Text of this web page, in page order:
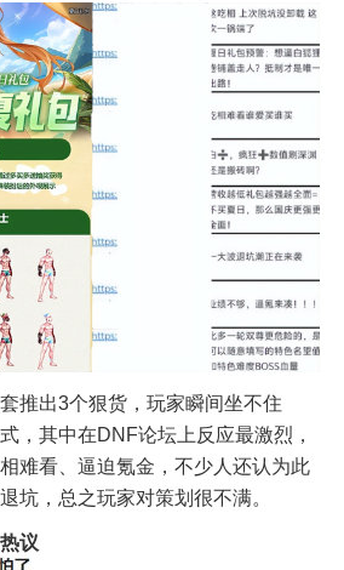
推出3个狠货，玩家瞬间坐不住
，其中在DNF论坛上反应最激烈，
难看、逼迫氪金，不少人还认为此
坑，总之玩家对策划很不满。
议